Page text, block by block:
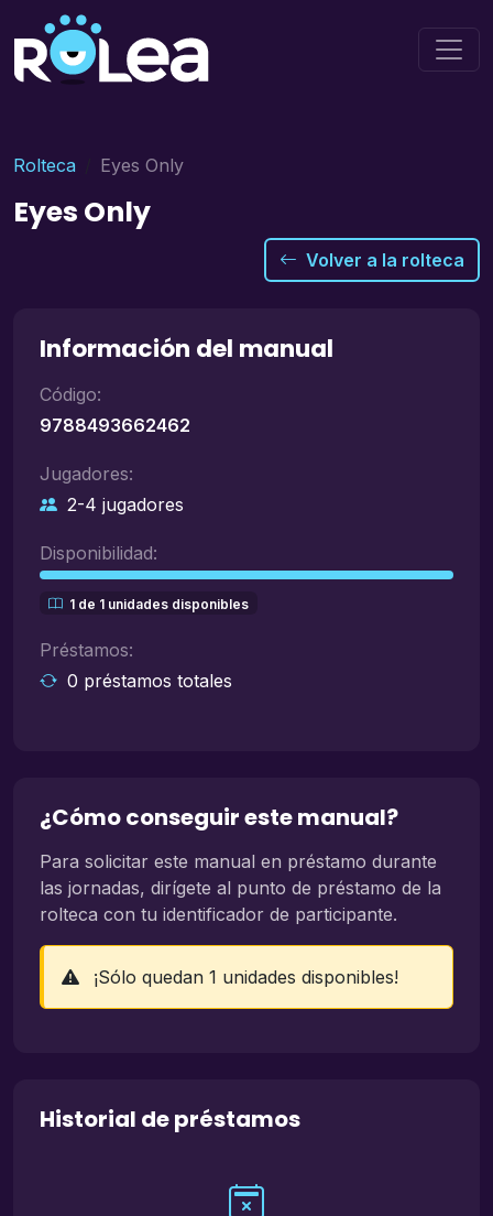
Rolteca Eyes Only
Eyes Only
Volver a la rolteca
Información del manual
Código:
9788493662462
Jugadores:
2-4 jugadores
Disponibilidad:
1 de 1 unidades disponibles
Préstamos:
0 préstamos totales
¿Cómo conseguir este manual?
Para solicitar este manual en préstamo durante
las jornadas, dirígete al punto de préstamo de la
rolteca con tu identificador de participante.
¡Sólo quedan 1 unidades disponibles!
Historial de préstamos